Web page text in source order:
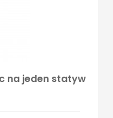
na jeden statyw